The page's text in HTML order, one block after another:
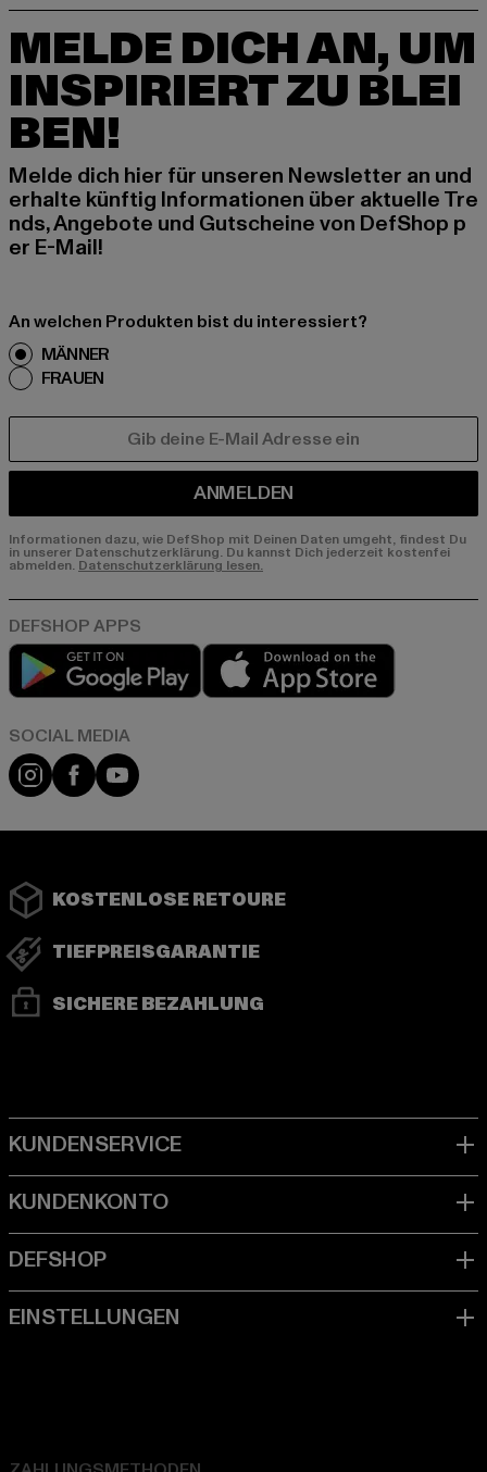
MELDE DICH AN, UM
INSPIRIERT ZU BLEI
BEN!
Melde dich hier für unseren Newsletter an und
erhalte künftig Informationen über aktuelle Tre
nds, Angebote und Gutscheine von DefShop p
er E-Mail!
An welchen Produkten bist du interessiert?
MÄNNER
FRAUEN
ANMELDEN
Informationen dazu, wie DefShop mit Deinen Daten umgeht, findest Du
in unserer Datenschutzerklärung. Du kannst Dich jederzeit kostenfei
abmelden. Datenschutzerklärung lesen.
Play market
Instagram
FacebookYouTube
KOSTENLOSE RETOURE
TIEFPREISGARANTIE
SICHERE BEZAHLUNG